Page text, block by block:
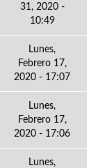
31, 2020 -
10:49
Lunes,
Febrero 17,
2020 - 17:07
Lunes,
Febrero 17,
2020 - 17:06
Lunes,